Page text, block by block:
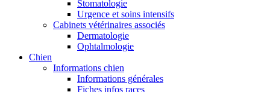
Stomatologie
Urgence et soins intensifs
Cabinets vétérinaires associés
Dermatologie
Ophtalmologie
Chien
Informations chien
Informations générales
Fiches infos races